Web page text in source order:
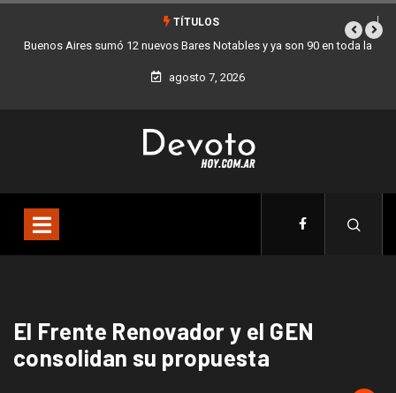
TÍTULOS
Buenos Aires sumó 12 nuevos Bares Notables y ya son 90 en toda la
Ciudad
agosto 7, 2026
El Frente Renovador y el GEN
consolidan su propuesta